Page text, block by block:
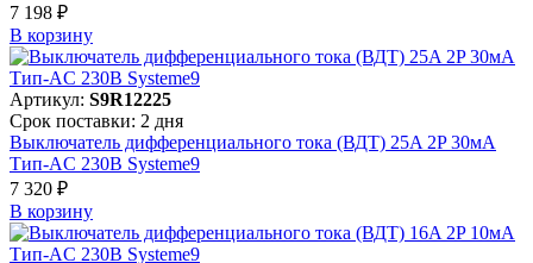
7 198 ₽
В корзинy
Артикул: S9R12225
Срок поставки: 2 дня
Выключатель дифференциального тока (ВДТ) 25A 2P 30мА
Тип-AC 230В Systeme9
7 320 ₽
В корзинy